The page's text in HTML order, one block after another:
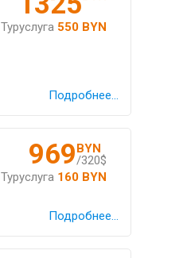
Туруслуга 550 BYN
Подробнее...
969BYN
/320$
Туруслуга 160 BYN
Подробнее...